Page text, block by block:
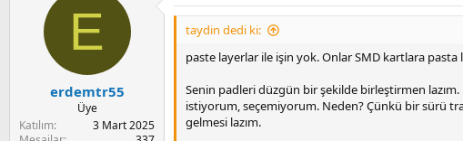
t
E
erdemtr55
Üye
Katılım
3 Mart 2025
taydin dedi ki:
paste layerlar ile işin yok. Onlar SMD kartlara pasta
Senin padleri düzgün bir şekilde birleştirmen
istiyorum, seçemiyorum. Neden? Çünkü bir sürü
gelmesi lazım.